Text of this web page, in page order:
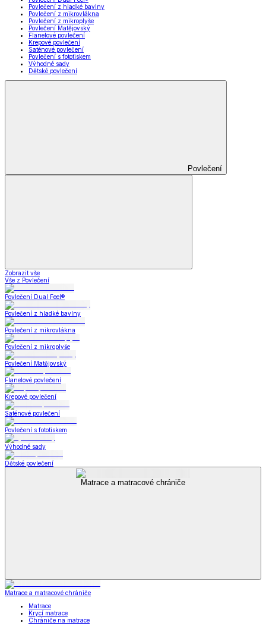
Povlečení z hladké bavlny
Povlečení z mikrovlákna
Povlečení z mikroplyše
Povlečení Matějovský
Flanelové povlečení
Krepové povlečení
Saténové povlečení
Povlečení s fototiskem
Výhodné sady
Dětské povlečení
Povlečení
Zobrazit vše
Vše z Povlečení
Povlečení Dual Feel®
Povlečení z hladké bavlny
Povlečení z mikrovlákna
Povlečení z mikroplyše
Povlečení Matějovský
Flanelové povlečení
Krepové povlečení
Saténové povlečení
Povlečení s fototiskem
Výhodné sady
Dětské povlečení
Matrace a matracové chrániče
Matrace a matracové chrániče
Matrace
Krycí matrace
Chrániče na matrace